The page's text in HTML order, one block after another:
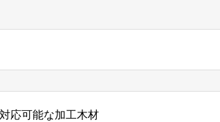
応可能な加工木材